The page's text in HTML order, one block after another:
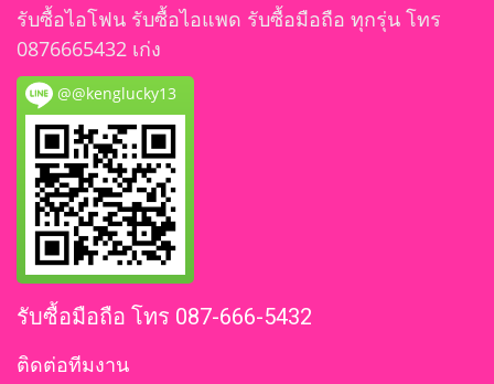
รับซื้อไอโฟน รับซื้อไอแพด รับซื้อมือถือ ทุกรุ่น โทร
0876665432 เก่ง
@@kenglucky13
รับซื้อมือถือ โทร 087-666-5432
ติดต่อทีมงาน